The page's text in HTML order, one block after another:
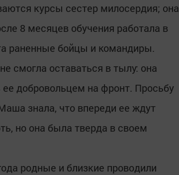
курсы сестер милосердия; она
8 месяцев обучения работала в
раненные бойцы и командиры.
смогла оставаться в тылу: она
ее добровольцем на фронт. Просьбу
знала, что впереди ее ждут
но она была тверда в своем
родные и близкие проводили